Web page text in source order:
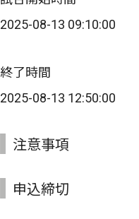
2025-08-13 09:10:00
終了時間
2025-08-13 12:50:00
注意事項
申込締切